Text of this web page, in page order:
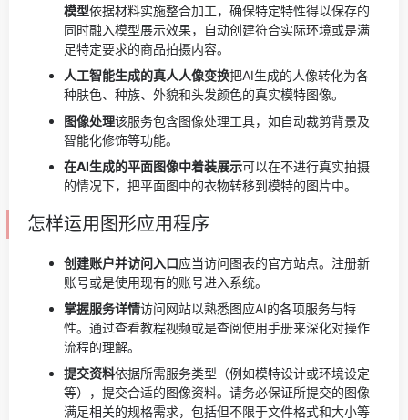
模型依据材料实施整合加工，确保特定特性得以保存的
同时融入模型展示效果，自动创建符合实际环境或是满
足特定要求的商品拍摄内容。
人工智能生成的真人人像变换把AI生成的人像转化为各
种肤色、种族、外貌和头发颜色的真实模特图像。
图像处理该服务包含图像处理工具，如自动裁剪背景及
智能化修饰等功能。
在AI生成的平面图像中着装展示可以在不进行真实拍摄
的情况下，把平面图中的衣物转移到模特的图片中。
怎样运用图形应用程序
创建账户并访问入口应当访问图表的官方站点。注册新
账号或是使用现有的账号进入系统。
掌握服务详情访问网站以熟悉图应AI的各项服务与特
性。通过查看教程视频或是查阅使用手册来深化对操作
流程的理解。
提交资料依据所需服务类型（例如模特设计或环境设定
等），提交合适的图像资料。请务必保证所提交的图像
满足相关的规格需求，包括但不限于文件格式和大小等